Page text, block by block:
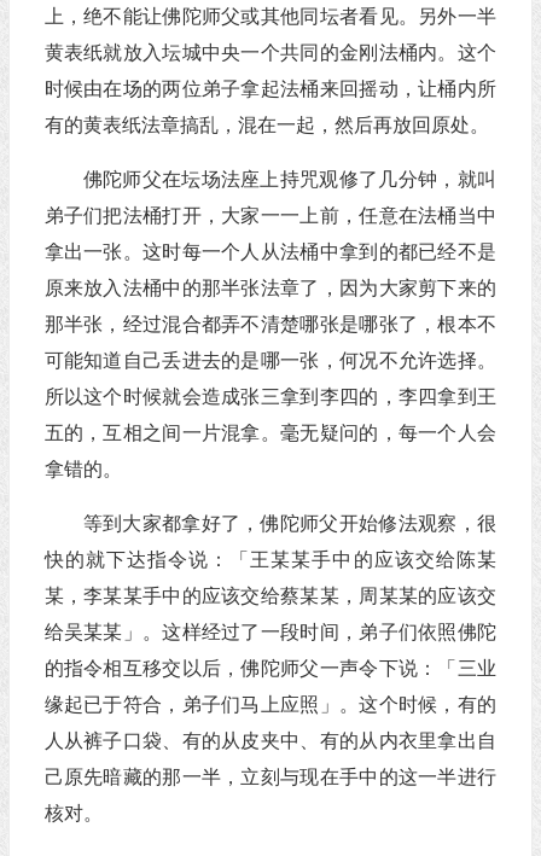
上，绝不能让佛陀师父或其他同坛者看见。另外一半
黄表纸就放入坛城中央一个共同的金刚法桶内。这个
时候由在场的两位弟子拿起法桶来回摇动，让桶内所
有的黄表纸法章搞乱，混在一起，然后再放回原处。
佛陀师父在坛场法座上持咒观修了几分钟，就叫
弟子们把法桶打开，大家一一上前，任意在法桶当中
拿出一张。这时每一个人从法桶中拿到的都已经不是
原来放入法桶中的那半张法章了，因为大家剪下来的
那半张，经过混合都弄不清楚哪张是哪张了，根本不
可能知道自己丢进去的是哪一张，何况不允许选择。
所以这个时候就会造成张三拿到李四的，李四拿到王
五的，互相之间一片混拿。毫无疑问的，每一个人会
拿错的。
等到大家都拿好了，佛陀师父开始修法观察，很
快的就下达指令说：「王某某手中的应该交给陈某
某，李某某手中的应该交给蔡某某，周某某的应该交
给吴某某」。这样经过了一段时间，弟子们依照佛陀
的指令相互移交以后，佛陀师父一声令下说：「三业
缘起已于符合，弟子们马上应照」。这个时候，有的
人从裤子口袋、有的从皮夹中、有的从内衣里拿出自
己原先暗藏的那一半，立刻与现在手中的这一半进行
核对。